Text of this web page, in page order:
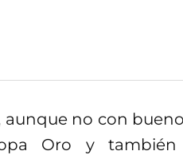
aunque no con
Oro y también